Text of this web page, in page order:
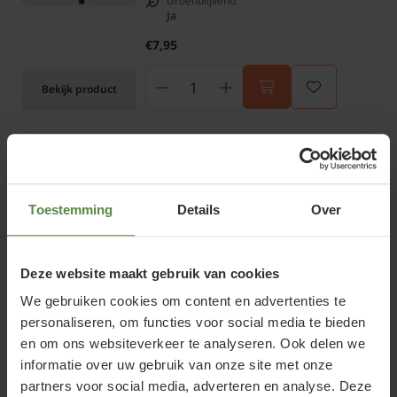
Toestemming Details Over
Deze website maakt gebruik van cookies
We gebruiken cookies om content en advertenties te
personaliseren, om functies voor social media te bieden
en om ons websiteverkeer te analyseren. Ook delen we
informatie over uw gebruik van onze site met onze
partners voor social media, adverteren en analyse. Deze
Bekijk product
Ja
€7,95
Bekijk product
Hedera hibernica 175/200
Online op voorraad
Bloeitijd:
€9,95